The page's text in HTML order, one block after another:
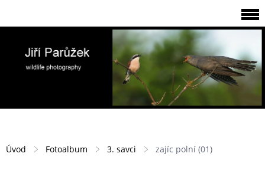
Úvod Fotoalbum 3. savci zajíc polní (01)